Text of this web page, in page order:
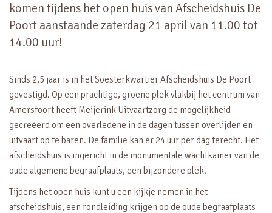
komen tijdens het open huis van Afscheidshuis De
Poort aanstaande zaterdag 21 april van 11.00 tot
14.00 uur!
Sinds 2,5 jaar is in het Soesterkwartier Afscheidshuis De Poort
gevestigd. Op een prachtige, groene plek vlakbij het centrum van
Amersfoort heeft Meijerink Uitvaartzorg de mogelijkheid
gecreëerd om een overledene in de dagen tussen overlijden en
uitvaart op te baren. De familie kan er 24 uur per dag terecht. Het
afscheidshuis is ingericht in de monumentale wachtkamer van de
oude algemene begraafplaats, een bijzondere plek.
Tijdens het open huis kunt u een kijkje nemen in het
afscheidshuis, een rondleiding krijgen op de oude begraafplaats